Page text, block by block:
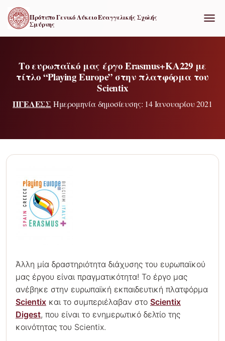
Πρότυπο Γενικό Λύκειο Ευαγγελικής Σχολής
Σμύρνης
Το ευρωπαϊκό μας έργο Erasmus+KA229 με
τίτλο “Playing Europe” στην πλατφόρμα του
Scientix
ΠΓΕΛΕΣΣ Ημερομηνία δημοσίευσης: 14 Ιανουαρίου 2021
Άλλη μία δραστηριότητα διάχυσης του ευρωπαϊκού
μας έργου είναι πραγματικότητα! Το έργο μας
ανέβηκε στην ευρωπαϊκή εκπαιδευτική πλατφόρμα
Scientix και το συμπεριέλαβαν στο Scientix
Digest, που είναι το ενημερωτικό δελτίο της
κοινότητας του Scientix.